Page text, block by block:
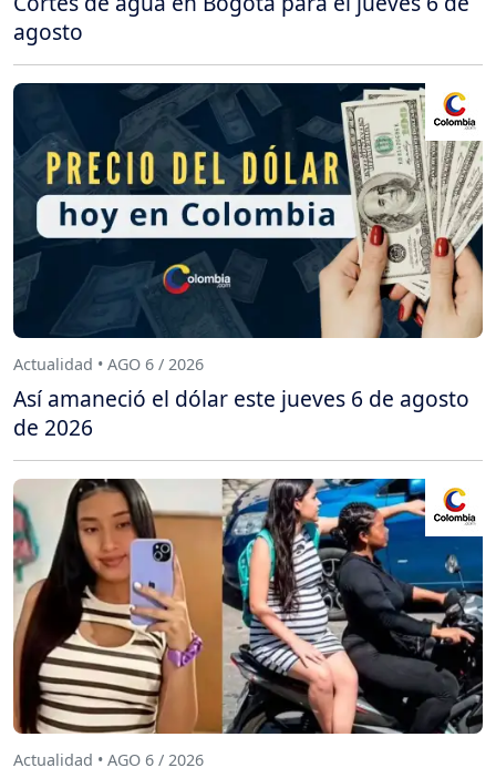
agosto
Actualidad • AGO 6 / 2026
Así amaneció el dólar este jueves 6 de agosto
de 2026
Actualidad • AGO 6 / 2026